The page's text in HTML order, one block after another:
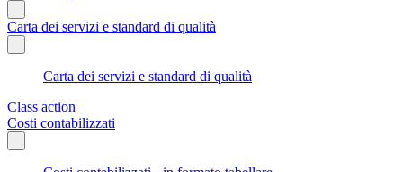
Carta dei servizi e standard di qualità
Carta dei servizi e standard di qualità
Class action
Costi contabilizzati